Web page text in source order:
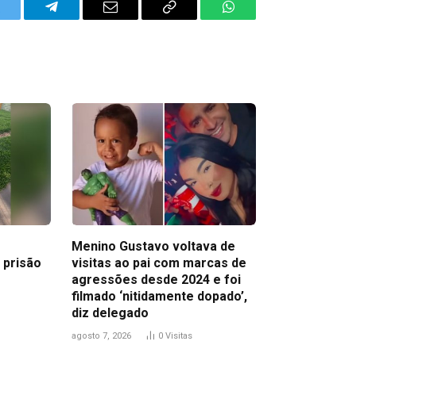
Telegram Email
Copy
WhatsApp
prisão
Menino Gustavo voltava de
visitas ao pai com marcas de
agressões desde 2024 e foi
filmado ‘nitidamente dopado’,
diz delegado
agosto 7, 2026 0 Visitas